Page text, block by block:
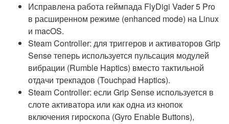
Исправлена работа геймпада FlyDigi Vader 5 Pro
в расширенном режиме (enhanced mode) на Linux
и macOS.
Steam Controller: для триггеров и активаторов Grip
Sense теперь используется пульсация модулей
вибрации (Rumble Haptics) вместо тактильной
отдачи трекпадов (Touchpad Haptics).
Steam Controller: если Grip Sense используется в
слоте активатора или как одна из кнопок
включения гироскопа (Gyro Enable Buttons),